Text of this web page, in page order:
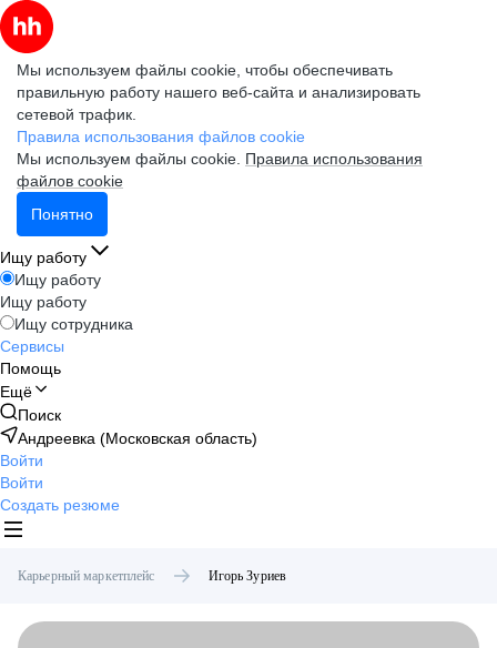
Мы используем файлы cookie, чтобы обеспечивать
правильную работу нашего веб-сайта и анализировать
сетевой трафик.
Правила использования файлов cookie
Мы используем файлы cookie. Правила использования
файлов cookie
Понятно
Ищу работу
Ищу работу
Ищу работу
Ищу сотрудника
Сервисы
Помощь
Ещё
Поиск
Андреевка (Московская область)
Войти
Войти
Создать резюме
Карьерный маркетплейс Игорь Зуриев